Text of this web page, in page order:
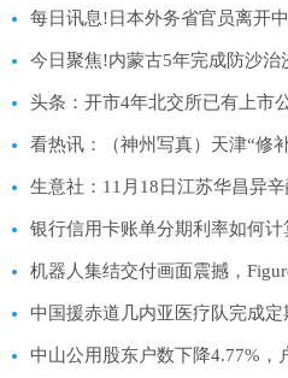
今日聚焦!内蒙古5年完成防沙治
头条：开市4年北交所已有上市
生意社：11月18日江苏华昌异
银行信用卡账单分期利率如何计
中国援赤道几内亚医疗队完成
中山公用股东户数下降4.77%，